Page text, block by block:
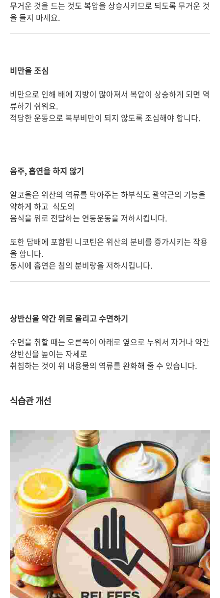
무거운 것을 드는 것도 복압을 상승시키므로 되도록 무거운 것
을 들지 마세요.
비만을 조심
비만으로 인해 배에 지방이 많아져서 복압이 상승하게 되면 역
류하기 쉬워요.
적당한 운동으로 복부비만이 되지 않도록 조심해야 합니다.
음주, 흡연을 하지 않기
알코올은 위산의 역류를 막아주는 하부식도 괄약근의 기능을
약하게 하고 식도의
음식을 위로 전달하는 연동운동을 저하시킵니다.
또한 담배에 포함된 니코틴은 위산의 분비를 증가시키는 작용
을 합니다.
동시에 흡연은 침의 분비량을 저하시킵니다.
상반신을 약간 위로 올리고 수면하기
수면을 취할 때는 오른쪽이 아래로 옆으로 누워서 자거나 약간
상반신을 높이는 자세로
취침하는 것이 위 내용물의 역류를 완화해 줄 수 있습니다.
식습관 개선